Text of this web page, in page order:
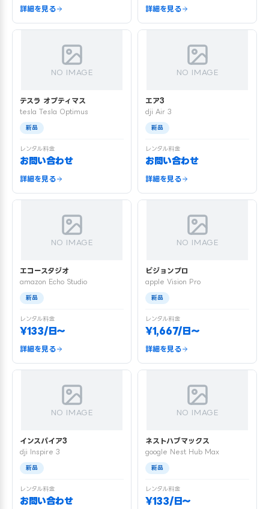
詳細を見る 詳細を見る
NO IMAGE
テスラ オプティマス
tesla Tesla Optimus
新品
レンタル料金
お問い合わせ
詳細を見る
NO IMAGE
エア3
dji Air 3
新品
レンタル料金
お問い合わせ
詳細を見る
NO IMAGE
エコースタジオ
amazon Echo Studio
新品
レンタル料金
¥133/日〜
詳細を見る
NO IMAGE
ビジョンプロ
apple Vision Pro
新品
レンタル料金
¥1,667/日〜
詳細を見る
NO IMAGE
インスパイア3
dji Inspire 3
新品
レンタル料金
お問い合わせ
NO IMAGE
ネストハブマックス
google Nest Hub Max
新品
レンタル料金
¥133/日〜